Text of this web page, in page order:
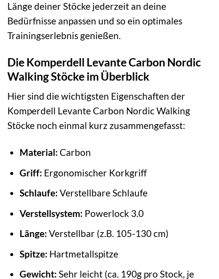
Länge deiner Stöcke jederzeit an deine
Bedürfnisse anpassen und so ein optimales
Trainingserlebnis genießen.
Die Komperdell Levante Carbon Nordic
Walking Stöcke im Überblick
Hier sind die wichtigsten Eigenschaften der
Komperdell Levante Carbon Nordic Walking
Stöcke noch einmal kurz zusammengefasst:
Material: Carbon
Griff: Ergonomischer Korkgriff
Schlaufe: Verstellbare Schlaufe
Verstellsystem: Powerlock 3.0
Länge: Verstellbar (z.B. 105-130 cm)
Spitze: Hartmetallspitze
Gewicht: Sehr leicht (ca. 190g pro Stock, je